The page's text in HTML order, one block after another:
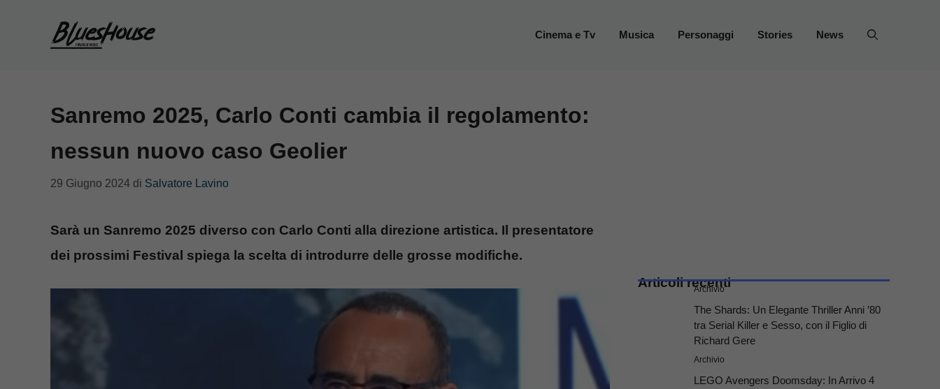
Cinema e Tv Musica Personaggi Stories News
Sanremo 2025, Carlo Conti cambia il regolamento:
nessun nuovo caso Geolier
29 Giugno 2024 di Salvatore Lavino
Sarà un Sanremo 2025 diverso con Carlo Conti alla direzione artistica. Il presentatore
dei prossimi Festival spiega la scelta di introdurre delle grosse modifiche.
Articoli recenti
Archivio
The Shards: Un Elegante Thriller Anni ’80
tra Serial Killer e Sesso, con il Figlio di
Richard Gere
Archivio
LEGO Avengers Doomsday: In Arrivo 4